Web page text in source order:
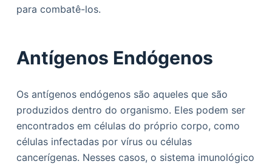
para combatê-los.
Antígenos Endógenos
Os antígenos endógenos são aqueles que são
produzidos dentro do organismo. Eles podem ser
encontrados em células do próprio corpo, como
células infectadas por vírus ou células
cancerígenas. Nesses casos, o sistema imunológico